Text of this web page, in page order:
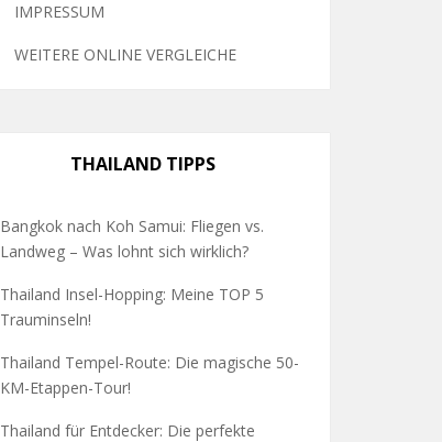
IMPRESSUM
WEITERE ONLINE VERGLEICHE
THAILAND TIPPS
Bangkok nach Koh Samui: Fliegen vs.
Landweg – Was lohnt sich wirklich?
Thailand Insel-Hopping: Meine TOP 5
Trauminseln!
Thailand Tempel-Route: Die magische 50-
KM-Etappen-Tour!
Thailand für Entdecker: Die perfekte